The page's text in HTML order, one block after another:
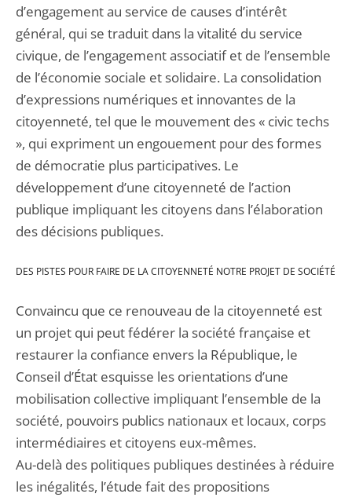
d’engagement au service de causes d’intérêt
général, qui se traduit dans la vitalité du service
civique, de l’engagement associatif et de l’ensemble
de l’économie sociale et solidaire. La consolidation
d’expressions numériques et innovantes de la
citoyenneté, tel que le mouvement des « civic techs
», qui expriment un engouement pour des formes
de démocratie plus participatives. Le
développement d’une citoyenneté de l’action
publique impliquant les citoyens dans l’élaboration
des décisions publiques.
DES PISTES POUR FAIRE DE LA CITOYENNETÉ NOTRE PROJET DE SOCIÉTÉ
Convaincu que ce renouveau de la citoyenneté est
un projet qui peut fédérer la société française et
restaurer la confiance envers la République, le
Conseil d’État esquisse les orientations d’une
mobilisation collective impliquant l’ensemble de la
société, pouvoirs publics nationaux et locaux, corps
intermédiaires et citoyens eux-mêmes.
Au-delà des politiques publiques destinées à réduire
les inégalités, l’étude fait des propositions